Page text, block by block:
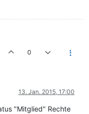
0
13. Jan. 2015, 17:00
"Mitglied" Rechte